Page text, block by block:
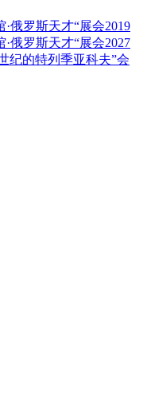
俄罗斯天才“展会2019
俄罗斯天才“展会2027
纪的特列季亚科夫”会